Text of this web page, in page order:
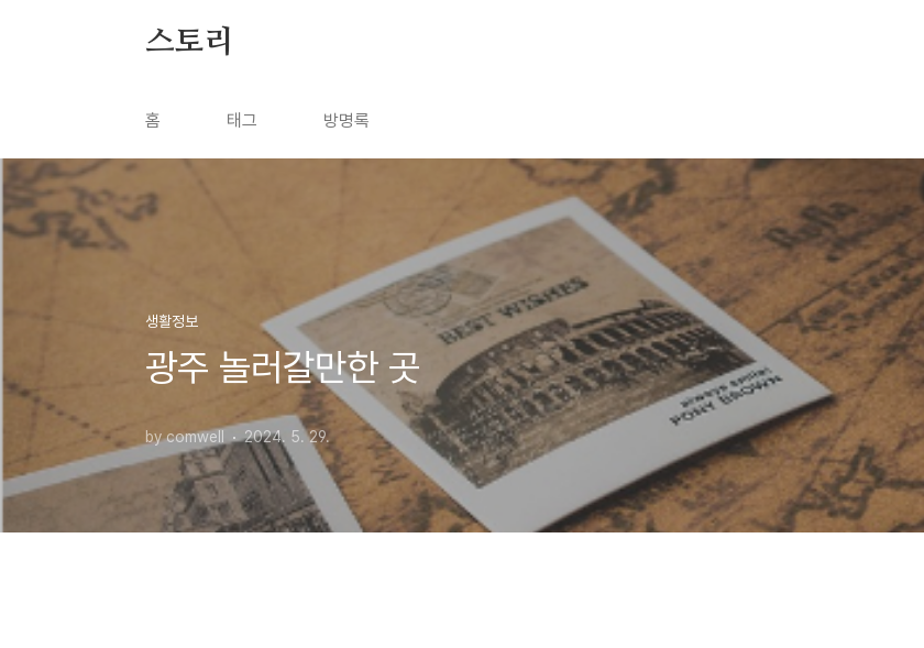
스토리
홈 태그 방명록
생활정보
광주 놀러갈만한 곳
by comwell 2024. 5. 29.